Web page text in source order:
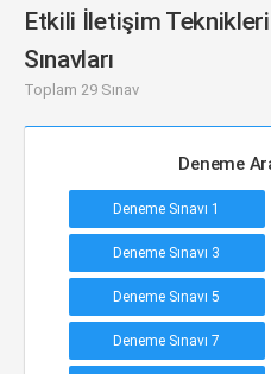
Etkili İletişim
Sınavları
Toplam 29 Sınav
Deneme
Deneme Sınavı 1
Deneme Sınavı 3
Deneme Sınavı 5
Deneme Sınavı 7